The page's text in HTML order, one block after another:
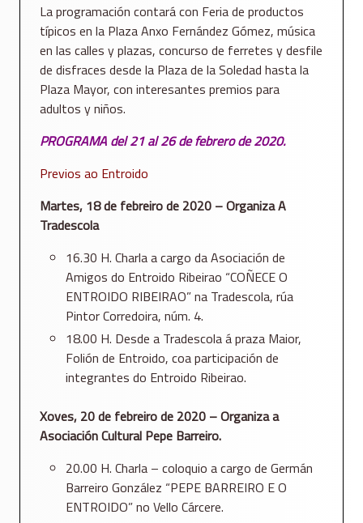
La programación contará con Feria de productos
típicos en la Plaza Anxo Fernández Gómez, música
en las calles y plazas, concurso de ferretes y desfile
de disfraces desde la Plaza de la Soledad hasta la
Plaza Mayor, con interesantes premios para
adultos y niños.
PROGRAMA del 21 al 26 de febrero de 2020.
Previos ao Entroido
Martes, 18 de febreiro de 2020 – Organiza A
Tradescola
16.30 H. Charla a cargo da Asociación de
Amigos do Entroido Ribeirao “COÑECE O
ENTROIDO RIBEIRAO” na Tradescola, rúa
Pintor Corredoira, núm. 4.
18.00 H. Desde a Tradescola á praza Maior,
Folión de Entroido, coa participación de
integrantes do Entroido Ribeirao.
Xoves, 20 de febreiro de 2020 – Organiza a
Asociación Cultural Pepe Barreiro.
20.00 H. Charla – coloquio a cargo de Germán
Barreiro González “PEPE BARREIRO E O
ENTROIDO” no Vello Cárcere.